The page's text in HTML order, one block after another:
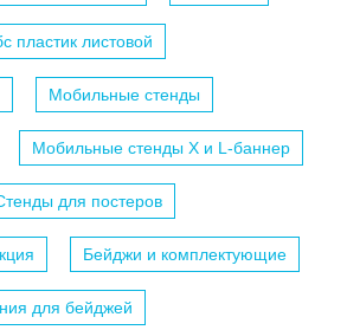
пластик листовой
Мобильные стенды
Мобильные стенды X и L-баннер
для постеров
Бейджи и комплектующие
для бейджей